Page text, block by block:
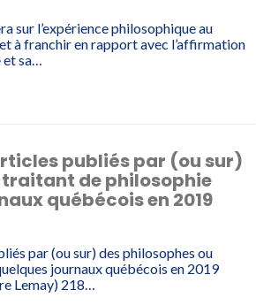
sur l’expérience philosophique au
à franchir en rapport avec l’affirmation
et sa…
publiés par (ou sur)
traitant de philosophie
québécois en 2019
par (ou sur) des philosophes ou
journaux québécois en 2019
Lemay) 218…